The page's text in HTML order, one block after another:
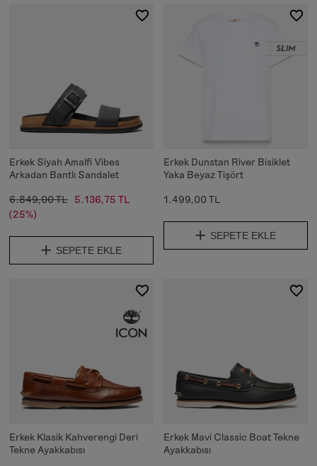
Erkek Siyah Amalfi Vibes
Arkadan Bantlı Sandalet
6.849,00 TL 5.136,75 TL
(25%)
SEPETE EKLE
Erkek Dunstan River Bisiklet
Yaka Beyaz Tişört
1.499,00 TL
SEPETE EKLE
Erkek Klasik Kahverengi Deri
Tekne Ayakkabısı
Erkek Mavi Classic Boat Tekne
Ayakkabısı